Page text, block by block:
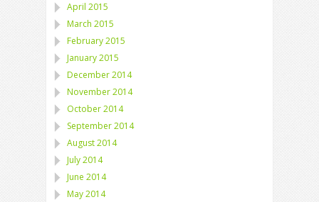
April 2015
March 2015
February 2015
January 2015
December 2014
November 2014
October 2014
September 2014
August 2014
July 2014
June 2014
May 2014